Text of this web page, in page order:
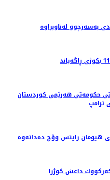
حکومەتی هەرێمی کوردستان
ترامپ
داعش کوژرا